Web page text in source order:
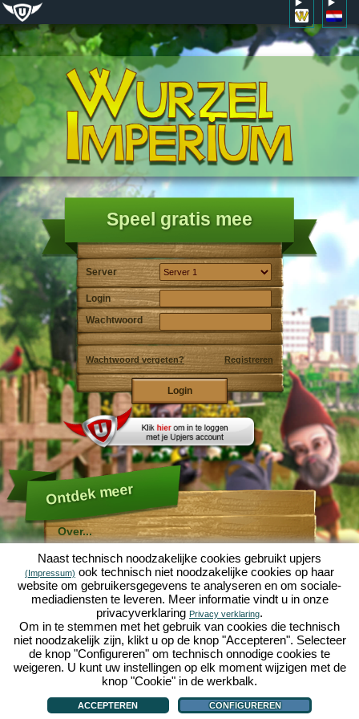
Speel gratis mee
Server
Login
Wachtwoord
Wachtwoord vergeten? Registreren
Ontdek meer
Over...
Molehill Empire ...
... is een leuke economische simulatie, die draait om
een microcosmos tuin. Als gratis browersspel speelt
het af in je webbowers, zonder extra downloads of
software!
Met de hulp van een ijverige tuinkabouter, kun je zelf je
eigen tuin van Eden namaken. Sla, wortelen, aardbeien,
spinazie of uien - Je mag zelf beslissen welke planten je
wilt kweken. Bezoek de vriendelijke stedenTuinzicht en
Bloesemdorpom te handelen met andere spelers, het
kopen van nieuwe planten en decoraties om je tuin op
te fleuren, lever aan je klanten en zorg er voor dat je
goede vrienden wordt met je buren... anders wordt je
wakker en is je tuin omgeploegd door een leger mollen!
Forum|Hulp|Contact/Voorwaarden/Privacy|upjers GmbH|Cookies beheren
Naast technisch noodzakelijke cookies gebruikt upjers
(Impressum) ook technisch niet noodzakelijke cookies op haar
website om gebruikersgegevens te analyseren en om sociale-
mediadiensten te leveren. Meer informatie vindt u in onze
privacyverklaring Privacy verklaring.
Om in te stemmen met het gebruik van cookies die technisch
niet noodzakelijk zijn, klikt u op de knop "Accepteren". Selecteer
de knop "Configureren" om technisch onnodige cookies te
weigeren. U kunt uw instellingen op elk moment wijzigen met de
knop "Cookie" in de werkbalk.
ACCEPTEREN CONFIGUREREN